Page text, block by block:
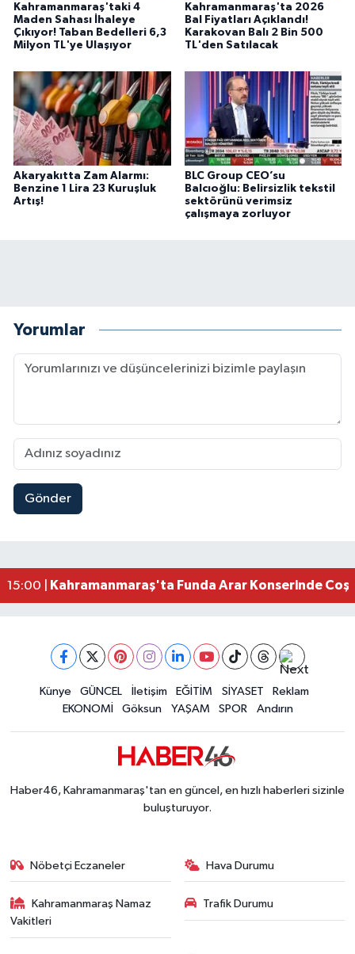
Kahramanmaraş'taki 4
Maden Sahası İhaleye
Çıkıyor! Taban Bedelleri 6,3
Milyon TL'ye Ulaşıyor
Kahramanmaraş'ta 2026
Bal Fiyatları Açıklandı!
Karakovan Balı 2 Bin 500
TL'den Satılacak
Akaryakıtta Zam Alarmı:
Benzine 1 Lira 23 Kuruşluk
Artış!
BLC Group CEO’su
Balcıoğlu: Belirsizlik tekstil
sektörünü verimsiz
çalışmaya zorluyor
Yorumlar
Gönder
23:59 |Kahramanmaraş Elbistan’da İdris Altun Taziye
15:00 |
Kahramanmaraş'ta Funda Arar Konserinde
11:18 |Kahramanmaraş Depreminin Etkisi Bitmedi?
Gaziantep Nurdağı'nda 4.5 Büyüklüğünde
Künye GÜNCEL İletişim EĞİTİM SİYASET
Reklam
EKONOMİ
Göksun YAŞAM SPOR Andırın
Haber46, Kahramanmaraş'tan en güncel, en hızlı haberleri sizinle
buluşturuyor.
Nöbetçi Eczaneler Hava Durumu
Kahramanmaraş Namaz
Vakitleri
Trafik Durumu